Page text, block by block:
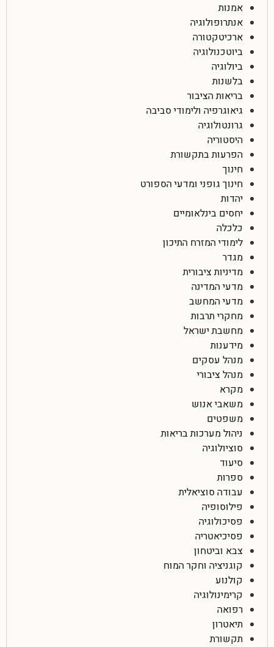
אמנות
אנתרופולוגיה
ארכיטקטורה
ביוטכנולוגיה
ביולוגיה
בלשנות
בריאות הציבור
גיאוגרפיה ולימודי סביבה
גרונטולוגיה
היסטוריה
הפרעות בתקשורת
חינוך
חינוך גופני ומדעי הספורט
יהדות
יחסים בינלאומיים
כלכלה
לימודי המזרח התיכון
מגדר
מדיניות ציבורית
מדעי המדינה
מדעי המחשב
מחקרי תרבות
מחשבת ישראל
מידענות
מנהל עסקים
מנהל ציבורי
מקרא
משאבי אנוש
משפטים
ניהול מערכות בריאות
סוציולוגיה
סיעוד
ספרות
עבודה סוציאלית
פילוסופיה
פסיכולוגיה
פסיכיאטריה
צבא וביטחון
קוגניציה וחקר המוח
קולנוע
קרימינולוגיה
רפואה
תיאטרון
תקשורת